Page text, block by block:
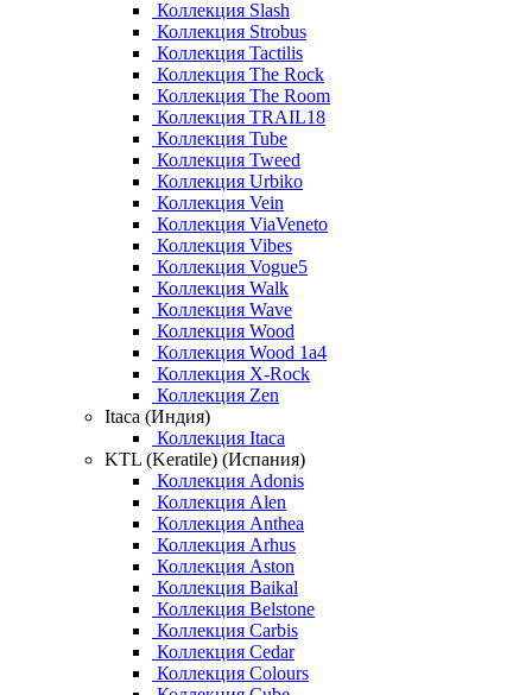
Коллекция Slash
Коллекция Strobus
Коллекция Tactilis
Коллекция The Rock
Коллекция The Room
Коллекция TRAIL18
Коллекция Tube
Коллекция Tweed
Коллекция Urbiko
Коллекция Vein
Коллекция ViaVeneto
Коллекция Vibes
Коллекция Vogue5
Коллекция Walk
Коллекция Wave
Коллекция Wood
Коллекция Wood 1a4
Коллекция X-Rock
Коллекция Zen
Itaca (Индия)
Коллекция Itaca
KTL (Keratile) (Испания)
Коллекция Adonis
Коллекция Alen
Коллекция Anthea
Коллекция Arhus
Коллекция Aston
Коллекция Baikal
Коллекция Belstone
Коллекция Carbis
Коллекция Cedar
Коллекция Colours